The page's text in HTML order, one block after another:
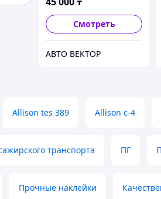
Смотреть
АВТО ВЕКТОР
Allison tes 389 Allison c-4
транспорта ПГ
Прочные наклейки